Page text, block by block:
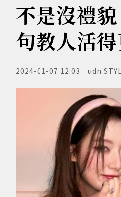
不是沒禮
句教人活
2024-01-07 12:03 udn